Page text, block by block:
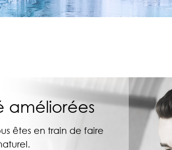
améliorées
êtes en train de faire